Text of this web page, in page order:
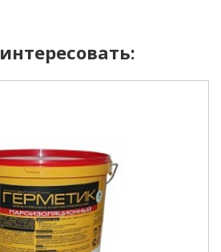
швов рубленых
бревен и бруса, а
и боковых трещин на
швов и соедиений
из дерева .